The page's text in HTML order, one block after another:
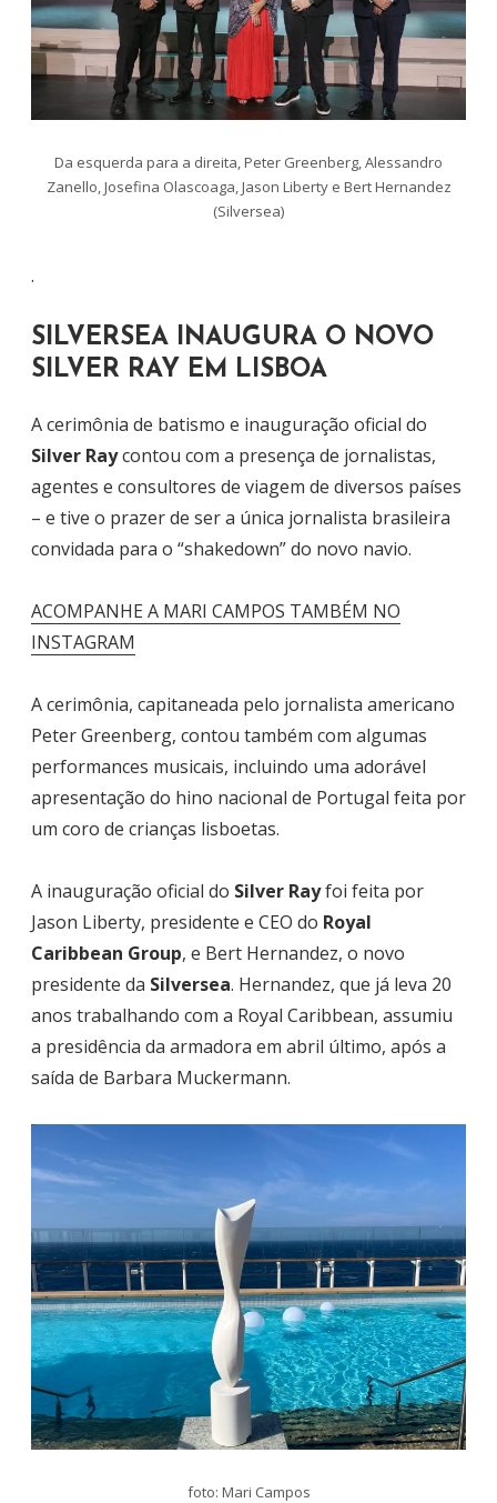
Da esquerda para a direita, Peter Greenberg, Alessandro
Zanello, Josefina Olascoaga, Jason Liberty e Bert Hernandez
(Silversea)
.
SILVERSEA INAUGURA O NOVO
SILVER RAY EM LISBOA
A cerimônia de batismo e inauguração oficial do
Silver Raycontou com a presença de jornalistas,
agentes e consultores de viagem de diversos países
– e tive o prazer de ser a única jornalista brasileira
convidada para o “shakedown” do novo navio.
ACOMPANHE A MARI CAMPOS TAMBÉM NO
INSTAGRAM
A cerimônia, capitaneada pelo jornalista americano
Peter Greenberg, contou também com algumas
performances musicais, incluindo uma adorável
apresentação do hino nacional de Portugal feita por
um coro de crianças lisboetas.
A inauguração oficial do Silver Rayfoi feita por
Jason Liberty, presidente e CEO do Royal
Caribbean Group, e Bert Hernandez, o novo
presidente da Silversea. Hernandez, que já leva 20
anos trabalhando com a Royal Caribbean, assumiu
a presidência da armadora em abril último, após a
saída de Barbara Muckermann.
foto: Mari Campos